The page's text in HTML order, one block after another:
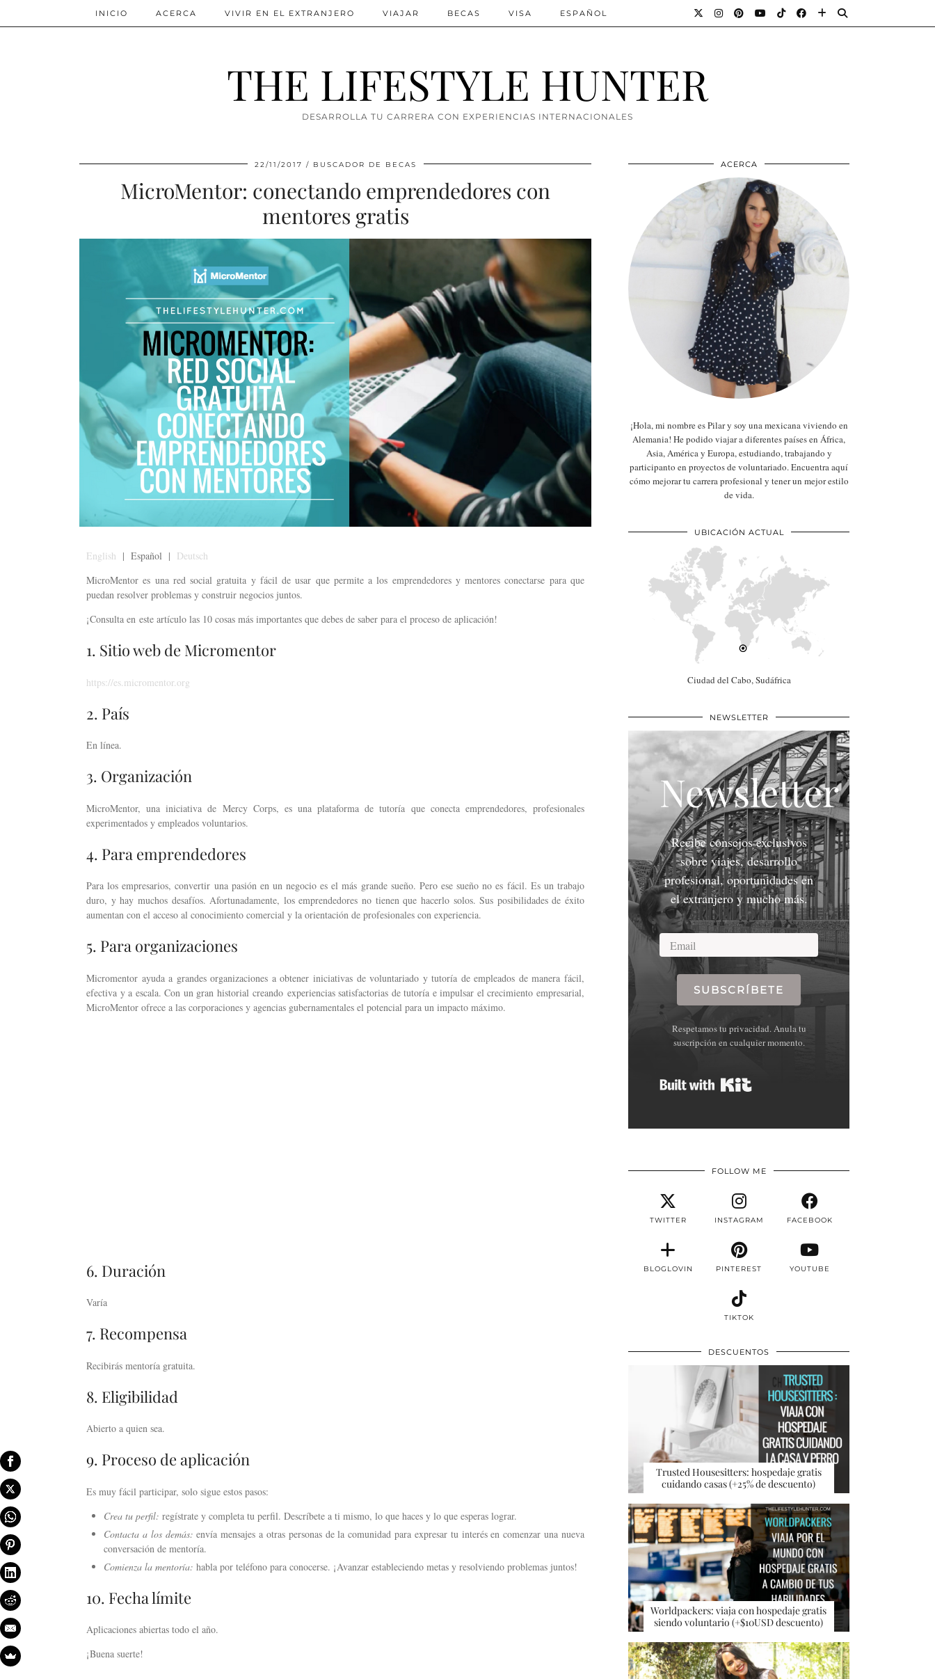
THE LIFESTYLE HUNTER
DESARROLLA TU CARRERA CON EXPERIENCIAS INTERNACIONALES
INICIO ACERCA VIVIR EN EL EXTRANJERO VIAJAR BECAS VISA ESPAÑOL
22/11/2017 BUSCADOR DE BECAS
MicroMentor: conectando emprendedores con
mentores gratis
English | Español | Deutsch
MicroMentor es una red social gratuita y fácil de usar que permite a los emprendedores y mentores conectarse para que
puedan resolver problemas y construir negocios juntos.
¡Consulta en este artículo las 10 cosas más importantes que debes de saber para el proceso de aplicación!
1. Sitio web de Micromentor
https://es.micromentor.org
2. País
En línea.
3. Organización
MicroMentor, una iniciativa de Mercy Corps, es una plataforma de tutoría que conecta emprendedores, profesionales
experimentados y empleados voluntarios.
4. Para emprendedores
Para los empresarios, convertir una pasión en un negocio es el más grande sueño. Pero ese sueño no es fácil. Es un trabajo
duro, y hay muchos desafíos. Afortunadamente, los emprendedores no tienen que hacerlo solos. Sus posibilidades de éxito
aumentan con el acceso al conocimiento comercial y la orientación de profesionales con experiencia.
5. Para organizaciones
Micromentor ayuda a grandes organizaciones a obtener iniciativas de voluntariado y tutoría de empleados de manera fácil,
efectiva y a escala. Con un gran historial creando experiencias satisfactorias de tutoría e impulsar el crecimiento empresarial,
MicroMentor ofrece a las corporaciones y agencias gubernamentales el potencial para un impacto máximo.
6. Duración
Varía
7. Recompensa
Recibirás mentoría gratuita.
8. Eligibilidad
Abierto a quien sea.
9. Proceso de aplicación
Es muy fácil participar, solo sigue estos pasos:
Crea tu perfil: regístrate y completa tu perfil. Descríbete a ti mismo, lo que haces y lo que esperas lograr.
Contacta a los demás: envía mensajes a otras personas de la comunidad para expresar tu interés en comenzar una nueva
conversación de mentoría.
Comienza la mentoría: habla por teléfono para conocerse. ¡Avanzar estableciendo metas y resolviendo problemas juntos!
10. Fecha límite
Aplicaciones abiertas todo el año.
¡Buena suerte!
ACERCA
¡Hola, mi nombre es Pilar y soy una mexicana viviendo en
Alemania! He podido viajar a diferentes países en África,
Asia, América y Europa, estudiando, trabajando y
participanto en proyectos de voluntariado. Encuentra aquí
cómo mejorar tu carrera profesional y tener un mejor estilo
de vida.
UBICACIÓN ACTUAL
Ciudad del Cabo, Sudáfrica
NEWSLETTER
Newsletter
Recibe consejos exclusivos
sobre viajes, desarrollo
profesional, oportunidades en
el extranjero y mucho más.
SUBSCRÍBETE
Respetamos tu privacidad. Anula tu
suscripción en cualquier momento.
FOLLOW ME
TWITTER INSTAGRAM FACEBOOK
BLOGLOVIN PINTEREST YOUTUBE
TIKTOK
DESCUENTOS
Trusted Housesitters: hospedaje gratis
cuidando casas (+25% de descuento)
Worldpackers: viaja con hospedaje gratis
siendo voluntario (+$10USD descuento)